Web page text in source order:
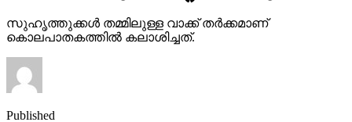
സുഹൃത്തുക്കള്‍ തമ്മിലുള്ള വാക്ക് തര്‍ക്കമാണ്
കൊലപാതകത്തില്‍ കലാശിച്ചത്.
Published